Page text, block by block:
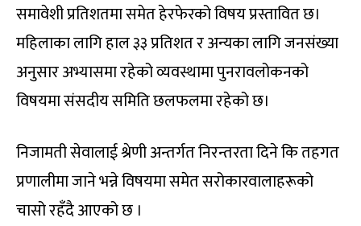
समावेशी प्रतिशतमा समेत हेरफेरको विषय प्रस्तावित छ।
महिलाका लागि हाल ३३ प्रतिशत र अन्यका लागि जनसंख्या
अनुसार अभ्यासमा रहेको व्यवस्थामा पुनरावलोकनको
विषयमा संसदीय समिति छलफलमा रहेको छ।
निजामती सेवालाई श्रेणी अन्तर्गत निरन्तरता दिने कि तहगत
प्रणालीमा जाने भन्ने विषयमा समेत सरोकारवालाहरूको
चासो रहँदै आएको छ ।